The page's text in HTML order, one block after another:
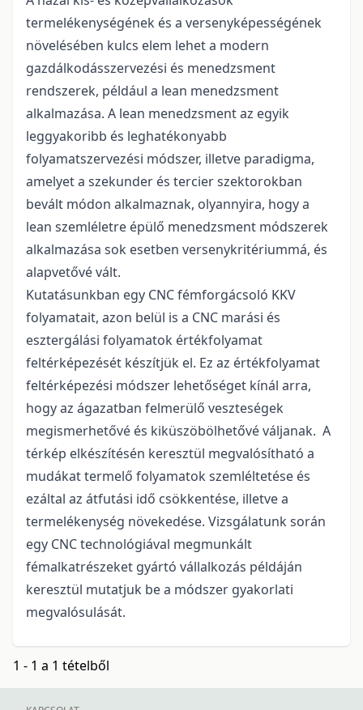
termelékenységének és a versenyképességének
növelésében kulcs elem lehet a modern
gazdálkodásszervezési és menedzsment
rendszerek, például a lean menedzsment
alkalmazása. A lean menedzsment az egyik
leggyakoribb és leghatékonyabb
folyamatszervezési módszer, illetve paradigma,
amelyet a szekunder és tercier szektorokban
bevált módon alkalmaznak, olyannyira, hogy a
lean szemléletre épülő menedzsment módszerek
alkalmazása sok esetben versenykritériummá, és
alapvetővé vált.
Kutatásunkban egy CNC fémforgácsoló KKV
folyamatait, azon belül is a CNC marási és
esztergálási folyamatok értékfolyamat
feltérképezését készítjük el. Ez az értékfolyamat
feltérképezési módszer lehetőséget kínál arra,
hogy az ágazatban felmerülő veszteségek
megismerhetővé és kiküszöbölhetővé váljanak. A
térkép elkészítésén keresztül megvalósítható a
mudákat termelő folyamatok szemléltetése és
ezáltal az átfutási idő csökkentése, illetve a
termelékenység növekedése. Vizsgálatunk során
egy CNC technológiával megmunkált
fémalkatrészeket gyártó vállalkozás példáján
keresztül mutatjuk be a módszer gyakorlati
megvalósulását.
1 - 1 a 1 tételből